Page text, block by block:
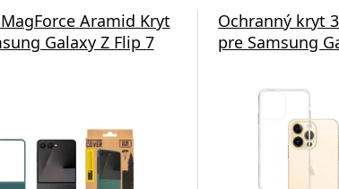
Aramid Kryt
Galaxy Z Flip 7
Ochranný kryt
pre Samsung